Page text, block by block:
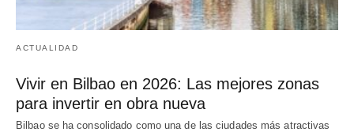
ACTUALIDAD
Vivir en Bilbao en 2026: Las mejores zonas
para invertir en obra nueva
Bilbao se ha consolidado como una de las ciudades más atractivas